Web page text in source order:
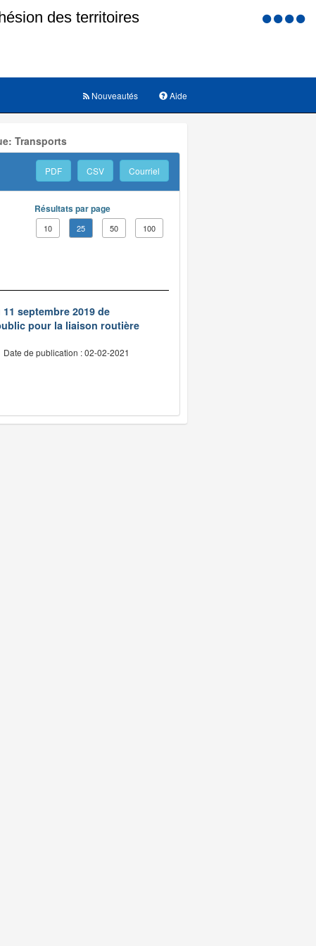
Menu
Aide
Nouveautés
Transports
PDF CSV Courriel
Résultats par page
10 25 50 100
septembre 2019 de
pour la liaison routière
Date de publication : 02-02-2021